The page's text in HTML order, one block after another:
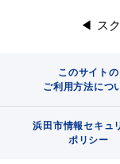
◀ ス
このサイトの
ご利用方法につ
浜田市情報セキュ
ポリシー